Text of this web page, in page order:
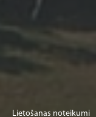
Lietošanas noteikumi